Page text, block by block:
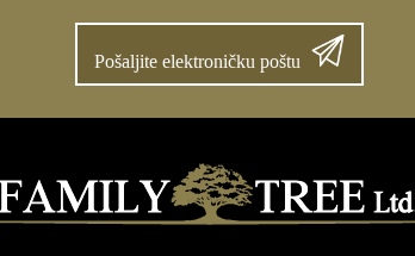
Pošaljite elektroničku poštu